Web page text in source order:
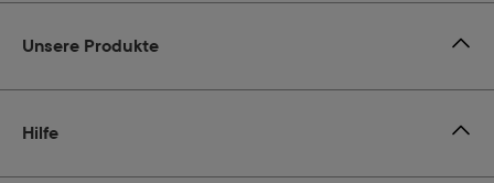
Unsere Produkte
Hilfe